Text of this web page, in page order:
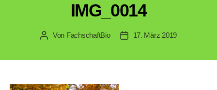
IMG_0014
Beitragsautor
Von FachschaftBio Veröffentlichungsdatum
17. März 2019